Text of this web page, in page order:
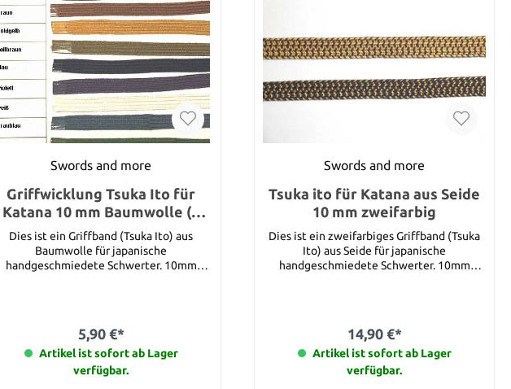
Swords and more
Griffwicklung Tsuka Ito für
Katana 10 mm Baumwolle (1
Meter)
Dies ist ein Griffband (Tsuka Ito) aus
Baumwolle für japanische
handgeschmiedete Schwerter. 10mm
weiß, graublau und grün. Bitte wählen Sie
zuerst die Farbe aus die Sie haben
möchten. Dieser Artikel steht für 1 Meter
5,90 €*
Artikel ist sofort ab Lager
verfügbar.
Swords and more
Tsuka ito für Katana aus Seide
10 mm zweifarbig
Dies ist ein zweifarbiges Griffband (Tsuka
Ito) aus Seide für japanische
handgeschmiedete Schwerter. 10mm
die Sie haben möchten. Dieser Artikel steht
für 1 Meter Tsuka Ito zu dem angegebenen
Preis. Die gesamte Länge Ihrer Bestellung
14,90 €*
Artikel ist sofort ab Lager
verfügbar.